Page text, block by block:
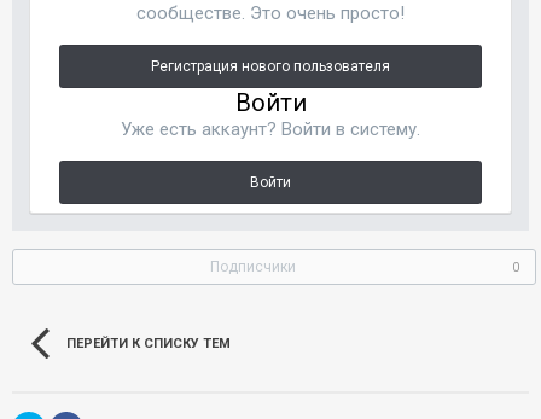
сообществе. Это очень просто!
Регистрация нового пользователя
Войти
Уже есть аккаунт? Войти в систему.
Войти
Подписчики 0
ПЕРЕЙТИ К СПИСКУ ТЕМ